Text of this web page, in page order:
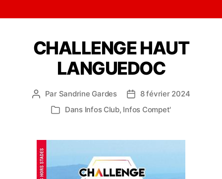
CHALLENGE HAUT
LANGUEDOC
Auteur
l’article
Par Sandrine Gardes
Date
de
8 février 2024
Catégories
Dans Infos Club, Infos Compet'